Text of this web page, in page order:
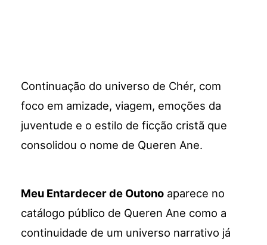
Continuação do universo de Chér, com
foco em amizade, viagem, emoções da
juventude e o estilo de ficção cristã que
consolidou o nome de Queren Ane.
Meu Entardecer de Outono aparece no
catálogo público de Queren Ane como a
continuidade de um universo narrativo já